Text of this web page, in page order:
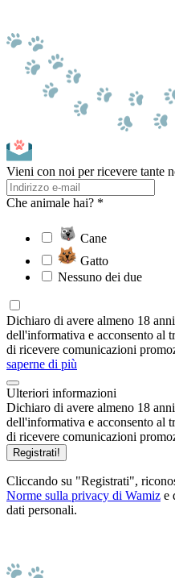
Vieni con noi per ricevere tante
Che animale hai? *
Cane
Gatto
Nessuno dei due
Dichiaro di avere almeno 18
dell'informativa e acconsento al
di ricevere comunicazioni
saperne di più
Ulteriori informazioni
Dichiaro di avere almeno 18
dell'informativa e acconsento al
di ricevere comunicazioni
Registrati!
Cliccando su "Registrati",
Norme sulla privacy di Wamiz e
dati personali.